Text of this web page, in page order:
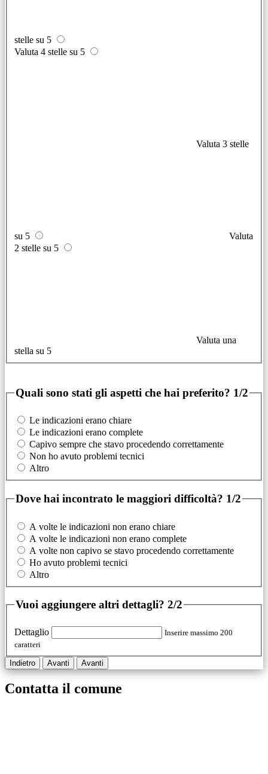
stelle su 5
Valuta 4 stelle su 5
Valuta 3 stelle
su 5
Valuta
2 stelle su 5
Valuta una
stella su 5
Quali sono stati gli aspetti che hai preferito? 1/2
Le indicazioni erano chiare
Le indicazioni erano complete
Capivo sempre che stavo procedendo correttamente
Non ho avuto problemi tecnici
Altro
Dove hai incontrato le maggiori difficoltà? 1/2
A volte le indicazioni non erano chiare
A volte le indicazioni non erano complete
A volte non capivo se stavo procedendo correttamente
Ho avuto problemi tecnici
Altro
Vuoi aggiungere altri dettagli? 2/2
Dettaglio
Inserire massimo 200
caratteri
Indietro Avanti Avanti
Contatta il comune